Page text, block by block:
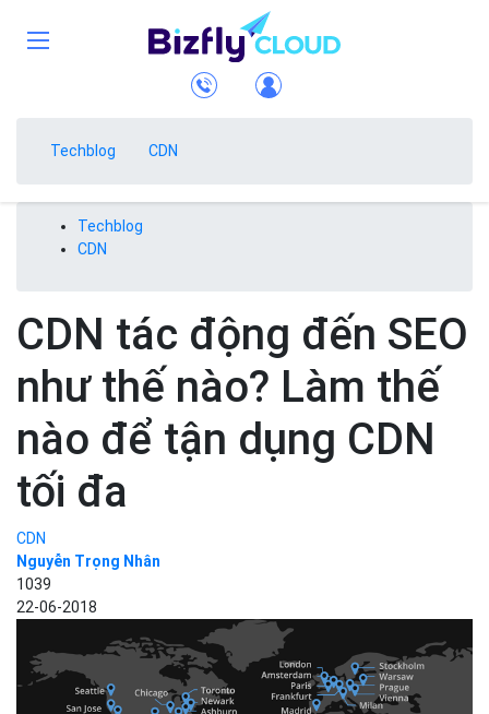
Techblog CDN
Techblog
CDN
CDN tác động đến SEO
như thế nào? Làm thế
nào để tận dụng CDN
tối đa
CDN
Nguyễn Trọng Nhân
1039
22-06-2018